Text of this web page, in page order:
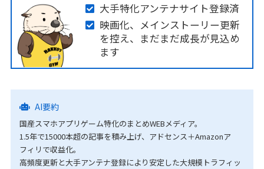
大手特化アンテナサイト登録済
映画化、メインストーリー更新
を控え、まだまだ成長が見込め
ます
AI要約
国産スマホアプリゲーム特化のまとめWEBメディア。
1.5年で15000本超の記事を積み上げ、アドセンス＋Amazonア
フィリで収益化。
高頻度更新と大手アンテナ登録により安定した大規模トラフィッ